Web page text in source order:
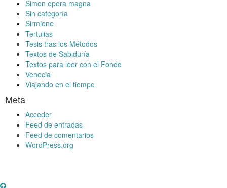
Simon opera magna
Sin categoría
Sirmione
Tertulias
Tesis tras los Métodos
Textos de Sabiduría
Textos para leer con el Fondo
Venecia
Viajando en el tiempo
Meta
Acceder
Feed de entradas
Feed de comentarios
WordPress.org